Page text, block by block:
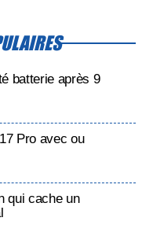
batterie après 9
Pro avec ou
qui cache un